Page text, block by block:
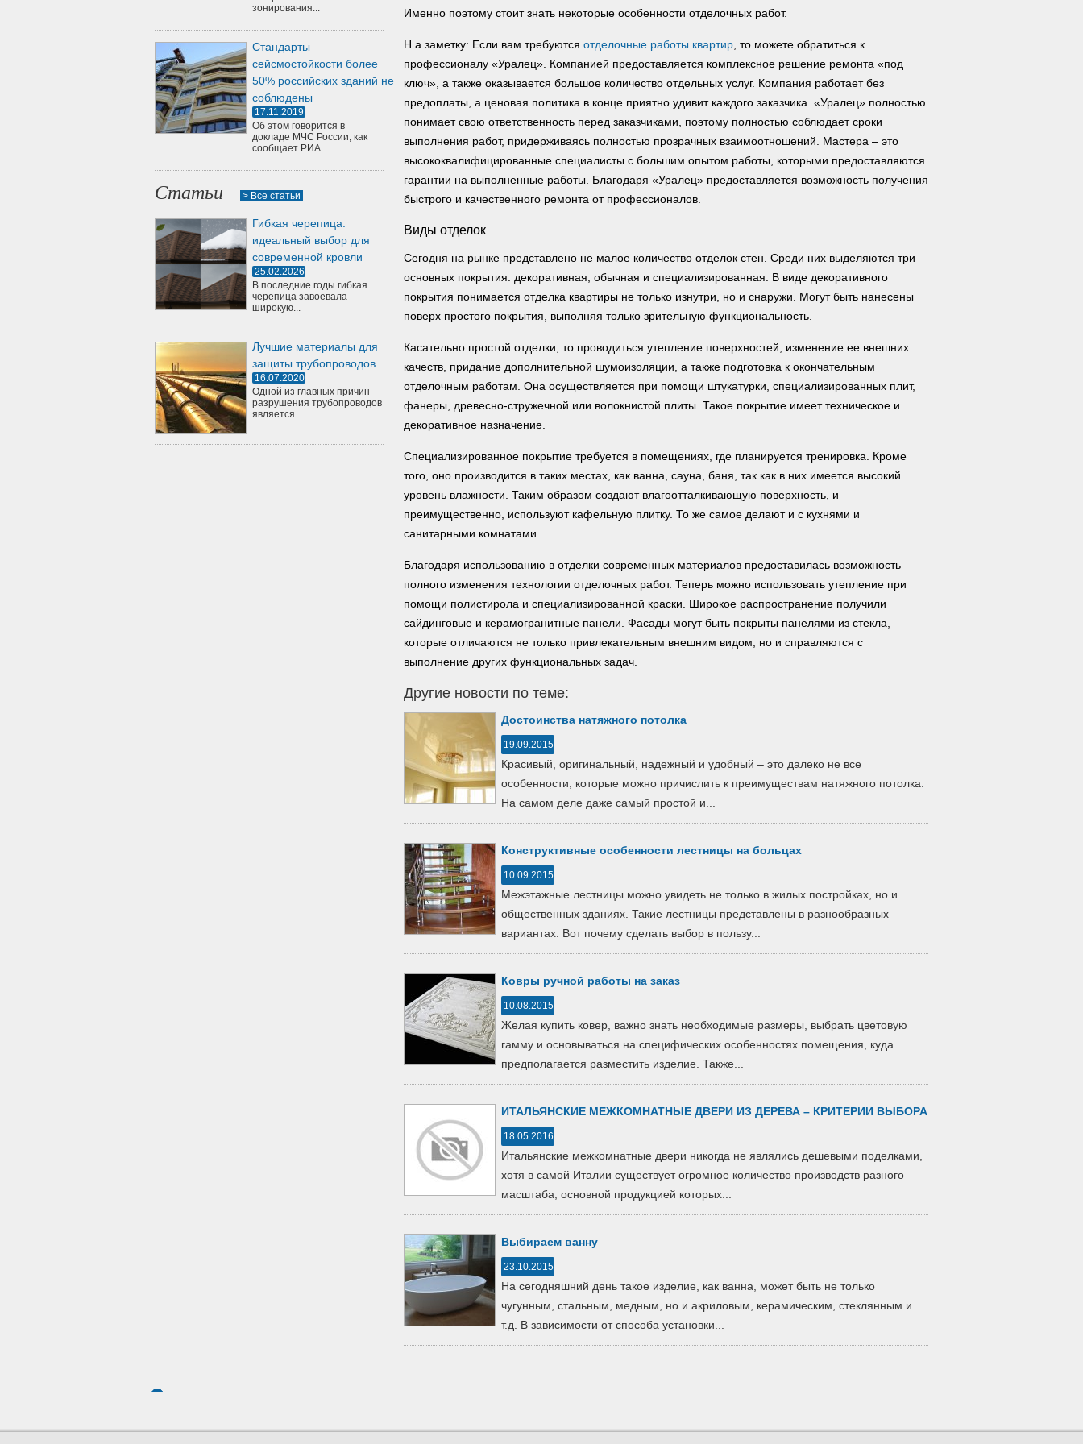
зонирования...
Стандарты
сейсмостойкости более
50% российских зданий не
соблюдены
17.11.2019
Об этом говорится в
докладе МЧС России, как
сообщает РИА...
Статьи > Все статьи
Гибкая черепица:
идеальный выбор для
современной кровли
25.02.2026
В последние годы гибкая
черепица завоевала
широкую...
Лучшие материалы для
защиты трубопроводов
16.07.2020
Одной из главных причин
разрушения трубопроводов
является...
Именно поэтому стоит знать некоторые особенности отделочных работ.
Н а заметку: Если вам требуются отделочные работы квартир , то можете обратиться к
профессионалу «Уралец». Компанией предоставляется комплексное решение ремонта «под
ключ», а также оказывается большое количество отдельных услуг. Компания работает без
предоплаты, а ценовая политика в конце приятно удивит каждого заказчика. «Уралец» полностью
понимает свою ответственность перед заказчиками, поэтому полностью соблюдает сроки
выполнения работ, придерживаясь полностью прозрачных взаимоотношений. Мастера – это
высококвалифицированные специалисты с большим опытом работы, которыми предоставляются
гарантии на выполненные работы. Благодаря «Уралец» предоставляется возможность получения
быстрого и качественного ремонта от профессионалов.
Виды отделок
Сегодня на рынке представлено не малое количество отделок стен. Среди них выделяются три
основных покрытия: декоративная, обычная и специализированная. В виде декоративного
покрытия понимается отделка квартиры не только изнутри, но и снаружи. Могут быть нанесены
поверх простого покрытия, выполняя только зрительную функциональность.
Касательно простой отделки, то проводиться утепление поверхностей, изменение ее внешних
качеств, придание дополнительной шумоизоляции, а также подготовка к окончательным
отделочным работам. Она осуществляется при помощи штукатурки, специализированных плит,
фанеры, древесно-стружечной или волокнистой плиты. Такое покрытие имеет техническое и
декоративное назначение.
Специализированное покрытие требуется в помещениях, где планируется тренировка. Кроме
того, оно производится в таких местах, как ванна, сауна, баня, так как в них имеется высокий
уровень влажности. Таким образом создают влагоотталкивающую поверхность, и
преимущественно, используют кафельную плитку. То же самое делают и с кухнями и
санитарными комнатами.
Благодаря использованию в отделки современных материалов предоставилась возможность
полного изменения технологии отделочных работ. Теперь можно использовать утепление при
помощи полистирола и специализированной краски. Широкое распространение получили
сайдинговые и керамогранитные панели. Фасады могут быть покрыты панелями из стекла,
которые отличаются не только привлекательным внешним видом, но и справляются с
выполнение других функциональных задач.
Другие новости по теме:
Достоинства натяжного потолка
19.09.2015
Красивый, оригинальный, надежный и удобный – это далеко не все
особенности, которые можно причислить к преимуществам натяжного потолка.
На самом деле даже самый простой и...
Конструктивные особенности лестницы на больцах
10.09.2015
Межэтажные лестницы можно увидеть не только в жилых постройках, но и
общественных зданиях. Такие лестницы представлены в разнообразных
вариантах. Вот почему сделать выбор в пользу...
Ковры ручной работы на заказ
10.08.2015
Желая купить ковер, важно знать необходимые размеры, выбрать цветовую
гамму и основываться на специфических особенностях помещения, куда
предполагается разместить изделие. Также...
ИТАЛЬЯНСКИЕ МЕЖКОМНАТНЫЕ ДВЕРИ ИЗ ДЕРЕВА – КРИТЕРИИ ВЫБОРА
18.05.2016
Итальянские межкомнатные двери никогда не являлись дешевыми поделками,
хотя в самой Италии существует огромное количество производств разного
масштаба, основной продукцией которых...
Выбираем ванну
23.10.2015
На сегодняшний день такое изделие, как ванна, может быть не только
чугунным, стальным, медным, но и акриловым, керамическим, стеклянным и
т.д. В зависимости от способа установки...